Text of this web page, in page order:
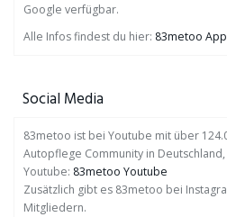
Google verfügbar.
Alle Infos findest du hier: 83metoo App
Social Media
83metoo ist bei Youtube mit über
Autopflege Community in
Youtube: 83metoo Youtube
Zusätzlich gibt es 83metoo bei
Mitgliedern.